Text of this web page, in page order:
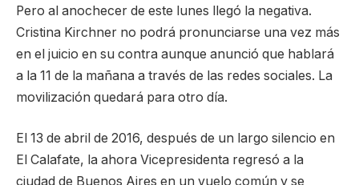
Pero al anochecer de este lunes llegó la negativa.
Cristina Kirchner no podrá pronunciarse una vez más
en el juicio en su contra aunque anunció que hablará
a la 11 de la mañana a través de las redes sociales. La
movilización quedará para otro día.
El 13 de abril de 2016, después de un largo silencio en
El Calafate, la ahora Vicepresidenta regresó a la
ciudad de Buenos Aires en un vuelo común y se